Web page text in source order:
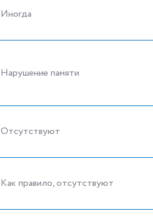
Иногда
Нарушение памяти
Отсутствуют
Как правило, отсутствуют